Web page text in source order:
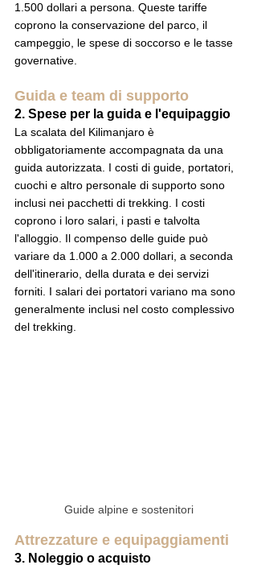
1.500 dollari a persona. Queste tariffe
coprono la conservazione del parco, il
campeggio, le spese di soccorso e le tasse
governative.
Guida e team di supporto
2. Spese per la guida e l'equipaggio
La scalata del Kilimanjaro è
obbligatoriamente accompagnata da una
guida autorizzata. I costi di guide, portatori,
cuochi e altro personale di supporto sono
inclusi nei pacchetti di trekking. I costi
coprono i loro salari, i pasti e talvolta
l'alloggio. Il compenso delle guide può
variare da 1.000 a 2.000 dollari, a seconda
dell'itinerario, della durata e dei servizi
forniti. I salari dei portatori variano ma sono
generalmente inclusi nel costo complessivo
del trekking.
Guide alpine e sostenitori
Attrezzature e equipaggiamenti
3. Noleggio o acquisto